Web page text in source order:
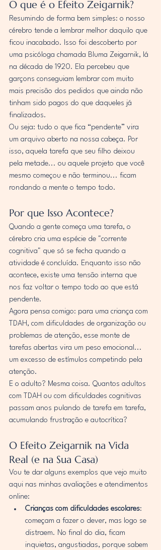
O que é o Efeito Zeigarnik?
Resumindo de forma bem simples: o nosso
cérebro tende a lembrar melhor daquilo que
ficou inacabado. Isso foi descoberto por
uma psicóloga chamada Bluma Zeigarnik, lá
na década de 1920. Ela percebeu que
garçons conseguiam lembrar com muito
mais precisão dos pedidos que ainda não
tinham sido pagos do que daqueles já
finalizados.
Ou seja: tudo o que fica “pendente” vira
um arquivo aberto na nossa cabeça. Por
isso, aquela tarefa que seu filho deixou
pela metade... ou aquele projeto que você
mesmo começou e não terminou... ficam
rondando a mente o tempo todo.
Por que Isso Acontece?
Quando a gente começa uma tarefa, o
cérebro cria uma espécie de "corrente
cognitiva" que só se fecha quando a
atividade é concluída. Enquanto isso não
acontece, existe uma tensão interna que
nos faz voltar o tempo todo ao que está
pendente.
Agora pensa comigo: para uma criança com
TDAH, com dificuldades de organização ou
problemas de atenção, esse monte de
tarefas abertas vira um peso emocional...
um excesso de estímulos competindo pela
atenção.
E o adulto? Mesma coisa. Quantos adultos
com TDAH ou com dificuldades cognitivas
passam anos pulando de tarefa em tarefa,
acumulando frustração e autocrítica?
O Efeito Zeigarnik na Vida
Real (e na Sua Casa)
Vou te dar alguns exemplos que vejo muito
aqui nas minhas avaliações e atendimentos
online:
Crianças com dificuldades escolares:
começam a fazer o dever, mas logo se
distraem. No final do dia, ficam
inquietas, angustiadas, porque sabem